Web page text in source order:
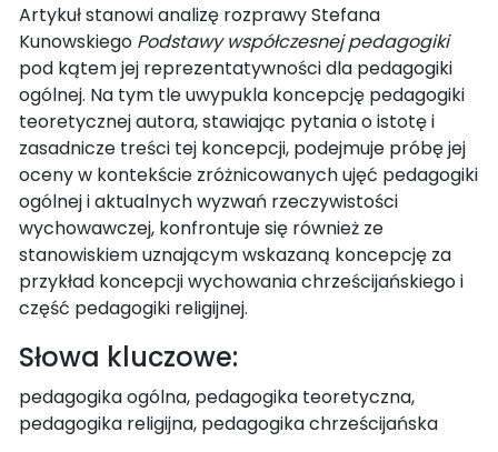
Artykuł stanowi analizę rozprawy Stefana
Kunowskiego Podstawy współczesnej pedagogiki
pod kątem jej reprezentatywności dla pedagogiki
ogólnej. Na tym tle uwypukla koncepcję pedagogiki
teoretycznej autora, stawiając pytania o istotę i
zasadnicze treści tej koncepcji, podejmuje próbę jej
oceny w kontekście zróżnicowanych ujęć pedagogiki
ogólnej i aktualnych wyzwań rzeczywistości
wychowawczej, konfrontuje się również ze
stanowiskiem uznającym wskazaną koncepcję za
przykład koncepcji wychowania chrześcijańskiego i
część pedagogiki religijnej.
Słowa kluczowe:
pedagogika ogólna, pedagogika teoretyczna,
pedagogika religijna, pedagogika chrześcijańska